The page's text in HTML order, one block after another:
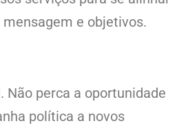
e objetivos.
Não perca a oportunidade
política a novos